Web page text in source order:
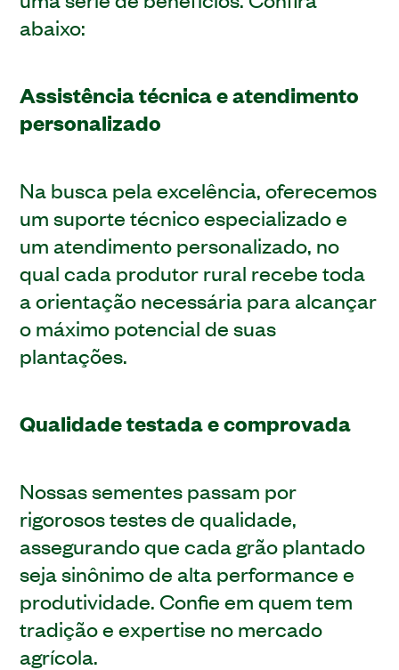
abaixo:
Assistência técnica e atendimento
personalizado
Na busca pela excelência, oferecemos
um suporte técnico especializado e
um atendimento personalizado, no
qual cada produtor rural recebe toda
a orientação necessária para alcançar
o máximo potencial de suas
plantações.
Qualidade testada e comprovada
Nossas sementes passam por
rigorosos testes de qualidade,
assegurando que cada grão plantado
seja sinônimo de alta performance e
produtividade. Confie em quem tem
tradição e expertise no mercado
agrícola.